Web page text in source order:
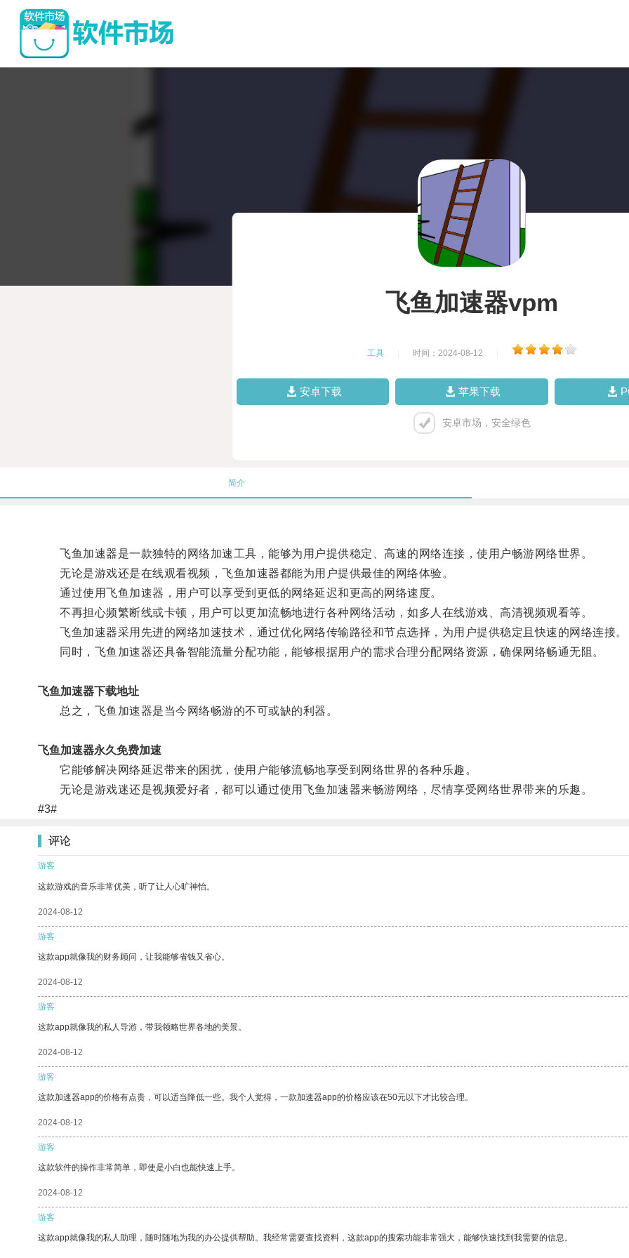
飞鱼加速器vpm
工具 时间：2024-08-12
安卓下载 苹果下载
安卓市场，安全绿色
简介
飞鱼加速器是一款独特的网络加速工具，能够为用户提供稳定、高速的网络连接，使用户畅游网络世界。
无论是游戏还是在线观看视频，飞鱼加速器都能为用户提供最佳的网络体验。
通过使用飞鱼加速器，用户可以享受到更低的网络延迟和更高的网络速度。
不再担心频繁断线或卡顿，用户可以更加流畅地进行各种网络活动，如多人在线游戏、高清视频观看等。
飞鱼加速器采用先进的网络加速技术，通过优化网络传输路径和节点选择，为用户提供稳定且快速的网络连接。
同时，飞鱼加速器还具备智能流量分配功能，能够根据用户的需求合理分配网络资源，确保网络畅通无阻。
飞鱼加速器下载地址
总之，飞鱼加速器是当今网络畅游的不可或缺的利器。
飞鱼加速器永久免费加速
它能够解决网络延迟带来的困扰，使用户能够流畅地享受到网络世界的各种乐趣。
无论是游戏迷还是视频爱好者，都可以通过使用飞鱼加速器来畅游网络，尽情享受网络世界带来的乐趣。
#3#
评论
游客
这款游戏的音乐非常优美，听了让人心旷神怡。
2024-08-12
游客
这款app就像我的财务顾问，让我能够省钱又省心。
2024-08-12
游客
这款app就像我的私人导游，带我领略世界各地的美景。
2024-08-12
游客
这款加速器app的价格有点贵，可以适当降低一些。我个人觉得，一款加速器app的价格应该在50元以下才比较合理。
2024-08-12
游客
这款软件的操作非常简单，即使是小白也能快速上手。
2024-08-12
游客
这款app就像我的私人助理，随时随地为我的办公提供帮助。我经常需要查找资料，这款app的搜索功能非常强大，能够快速找到我需要的信息。